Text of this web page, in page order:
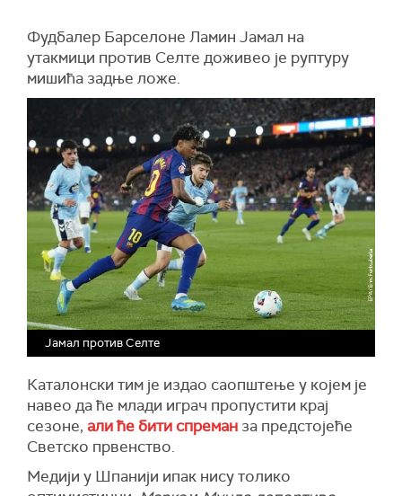
Фудбалер Барселоне Ламин Јамал на
утакмици против Селте доживео је руптуру
мишића задње ложе.
Јамал против Селте
Каталонски тим је издао саопштење у којем је
навео да ће млади играч пропустити крај
сезоне, али ће бити спреман за предстојеће
Светско првенство.
Медији у Шпанији ипак нису толико